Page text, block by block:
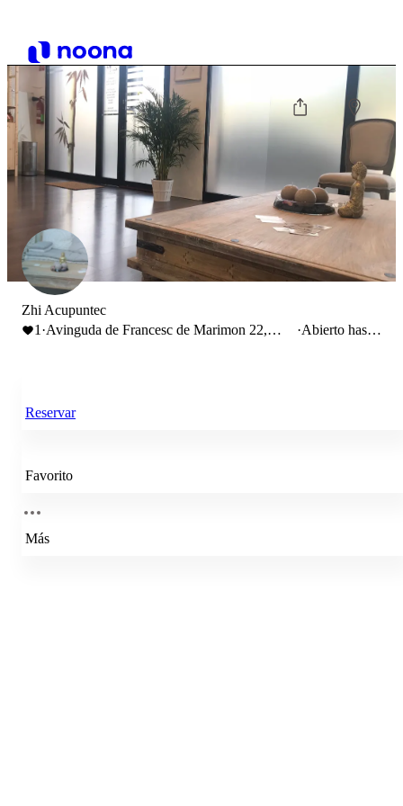
Zhi Acupuntec
1 ·Avinguda de Francesc de Marimon 22,
·Abierto hasta
Reservar
Favorito
Más